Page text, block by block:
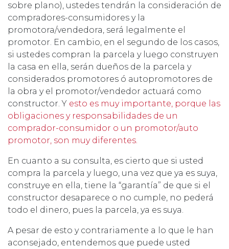
sobre plano), ustedes tendrán la consideración de
compradores-consumidores y la
promotora/vendedora, será legalmente el
promotor. En cambio, en el segundo de los casos,
si ustedes compran la parcela y luego construyen
la casa en ella, serán dueños de la parcela y
considerados promotores ó autopromotores de
la obra y el promotor/vendedor actuará como
constructor. Y esto es muy importante, porque las
obligaciones y responsabilidades de un
comprador-consumidor o un promotor/auto
promotor, son muy diferentes.
En cuanto a su consulta, es cierto que si usted
compra la parcela y luego, una vez que ya es suya,
construye en ella, tiene la “garantía” de que si el
constructor desaparece o no cumple, no pederá
todo el dinero, pues la parcela, ya es suya.
A pesar de esto y contrariamente a lo que le han
aconsejado, entendemos que puede usted